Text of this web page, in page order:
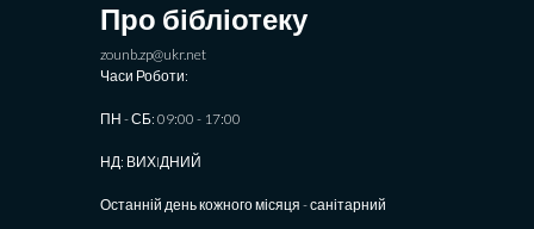
Про бібліотеку
zounb.zp@ukr.net
Часи Роботи:
ПН - СБ: 09:00 - 17:00
НД: ВИХIДНИЙ
Останній день кожного місяця - санітарний